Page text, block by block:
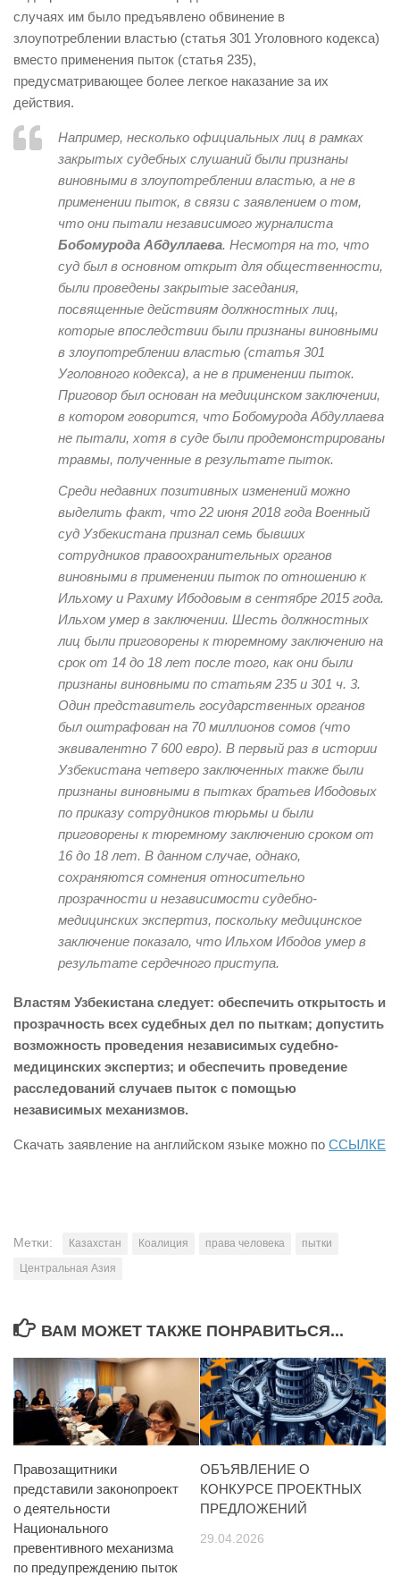
случаях им было предъявлено обвинение в
злоупотреблении властью (статья 301 Уголовного кодекса)
вместо применения пыток (статья 235),
предусматривающее более легкое наказание за их
действия.
Например, несколько официальных лиц в рамках
закрытых судебных слушаний были признаны
виновными в злоупотреблении властью, а не в
применении пыток, в связи с заявлением о том,
что они пытали независимого журналиста
Бобомурода Абдуллаева. Несмотря на то, что
суд был в основном открыт для общественности,
были проведены закрытые заседания,
посвященные действиям должностных лиц,
которые впоследствии были признаны виновными
в злоупотреблении властью (статья 301
Уголовного кодекса), а не в применении пыток.
Приговор был основан на медицинском заключении,
в котором говорится, что Бобомурода Абдуллаева
не пытали, хотя в суде были продемонстрированы
травмы, полученные в результате пыток.
Среди недавних позитивных изменений можно
выделить факт, что 22 июня 2018 года Военный
суд Узбекистана признал семь бывших
сотрудников правоохранительных органов
виновными в применении пыток по отношению к
Ильхому и Рахиму Ибодовым в сентябре 2015 года.
Ильхом умер в заключении. Шесть должностных
лиц были приговорены к тюремному заключению на
срок от 14 до 18 лет после того, как они были
признаны виновными по статьям 235 и 301 ч. 3.
Один представитель государственных органов
был оштрафован на 70 миллионов сомов (что
эквивалентно 7 600 евро). В первый раз в истории
Узбекистана четверо заключенных также были
признаны виновными в пытках братьев Ибодовых
по приказу сотрудников тюрьмы и были
приговорены к тюремному заключению сроком от
16 до 18 лет. В данном случае, однако,
сохраняются сомнения относительно
прозрачности и независимости судебно-
медицинских экспертиз, поскольку медицинское
заключение показало, что Ильхом Ибодов умер в
результате сердечного приступа.
Властям Узбекистана следует: обеспечить открытость и
прозрачность всех судебных дел по пыткам; допустить
возможность проведения независимых судебно-
медицинских экспертиз; и обеспечить проведение
расследований случаев пыток с помощью
независимых механизмов.
Скачать заявление на английском языке можно по ССЫЛКЕ
Метки: Казахстан Коалиция права человека
пытки
Центральная Азия
ВАМ МОЖЕТ ТАКЖЕ ПОНРАВИТЬСЯ...
Правозащитники
представили законопроект
о деятельности
Национального
превентивного механизма
по предупреждению пыток
ОБЪЯВЛЕНИЕ О
КОНКУРСЕ ПРОЕКТНЫХ
ПРЕДЛОЖЕНИЙ
29.04.2026